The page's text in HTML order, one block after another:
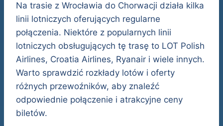
Na trasie z Wrocławia do Chorwacji działa kilka
linii lotniczych oferujących regularne
połączenia. Niektóre z popularnych linii
lotniczych obsługujących tę trasę to LOT Polish
Airlines, Croatia Airlines, Ryanair i wiele innych.
Warto sprawdzić rozkłady lotów i oferty
różnych przewoźników, aby znaleźć
odpowiednie połączenie i atrakcyjne ceny
biletów.